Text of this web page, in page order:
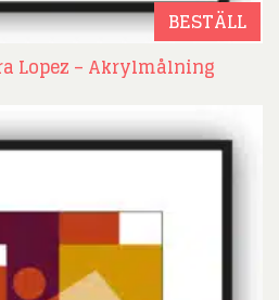
BESTÄLL
Lopez – Akrylmålning